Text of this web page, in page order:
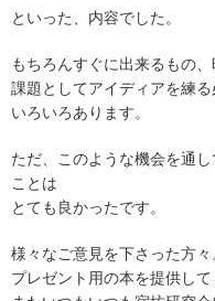
といった、内容でした。
もちろんすぐに出来るもの
課題としてアイディアを練る
いろいろあります。
ただ、このような機会を通
ことは
とても良かったです。
様々なご意見を下さった方々
プレゼント用の本を提供し